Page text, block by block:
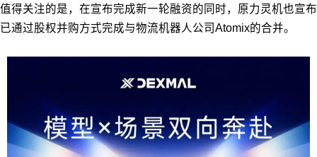
值得关注的是，在宣布完成新一轮融资的同时，原力灵机也宣布
已通过股权并购方式完成与物流机器人公司Atomix的合并。